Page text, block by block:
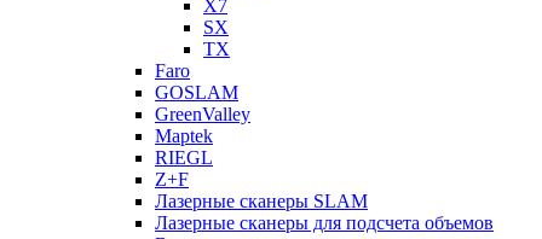
X7
SX
TX
Faro
GOSLAM
GreenValley
Maptek
RIEGL
Z+F
Лазерные сканеры SLAM
Лазерные сканеры для подсчета объемов